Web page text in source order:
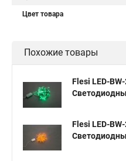
Цвет товара
Похожие товары
Flesi LED-
Flesi LED-